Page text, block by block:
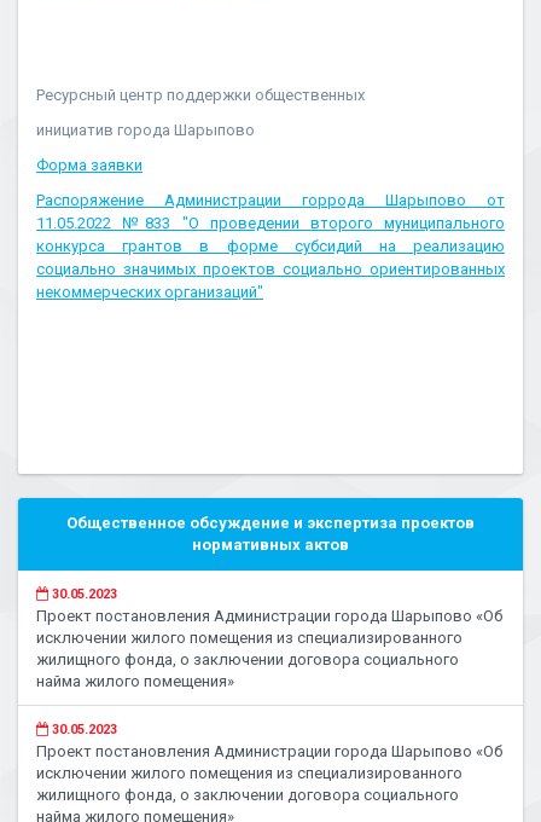
Ресурсный центр поддержки общественных
инициатив города Шарыпово
Форма заявки
Распоряжение Администрации горрода Шарыпово от
11.05.2022 №833 "О проведении второго муниципального
конкурса грантов в форме субсидий на реализацию
социально значимых проектов социально ориентированных
некоммерческих организаций"
Общественное обсуждение и экспертиза проектов
нормативных актов
30.05.2023
Проект постановления Администрации города Шарыпово «Об
исключении жилого помещения из специализированного
жилищного фонда, о заключении договора социального
найма жилого помещения»
30.05.2023
Проект постановления Администрации города Шарыпово «Об
исключении жилого помещения из специализированного
жилищного фонда, о заключении договора социального
найма жилого помещения»